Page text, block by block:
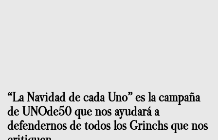
“La Navidad de cada Uno” es la campaña
de UNOde50 que nos ayudará a
defendernos de todos los Grinchs que nos